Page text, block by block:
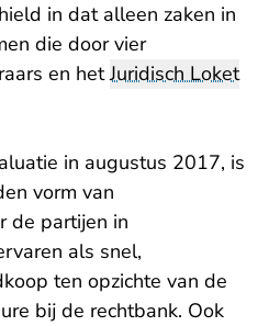
in dat alleen zaken in
die door vier
en hetJuridisch Loket
in augustus 2017, is
vorm van
de partijen in
als snel,
ten opzichte van de
bij de rechtbank. Ook